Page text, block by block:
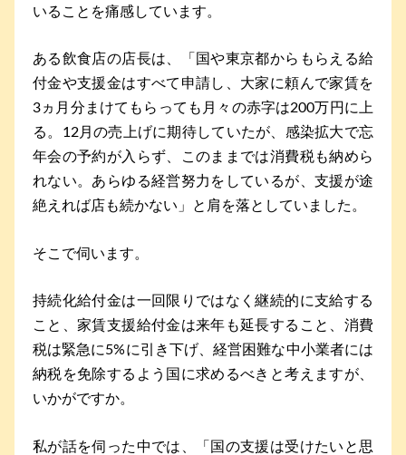
いることを痛感しています。
ある飲食店の店長は、「国や東京都からもらえる給
付金や支援金はすべて申請し、大家に頼んで家賃を
3ヵ月分まけてもらっても月々の赤字は200万円に上
る。12月の売上げに期待していたが、感染拡大で忘
年会の予約が入らず、このままでは消費税も納めら
れない。あらゆる経営努力をしているが、支援が途
絶えれば店も続かない」と肩を落としていました。
そこで伺います。
持続化給付金は一回限りではなく継続的に支給する
こと、家賃支援給付金は来年も延長すること、消費
税は緊急に5%に引き下げ、経営困難な中小業者には
納税を免除するよう国に求めるべきと考えますが、
いかがですか。
私が話を伺った中では、「国の支援は受けたいと思